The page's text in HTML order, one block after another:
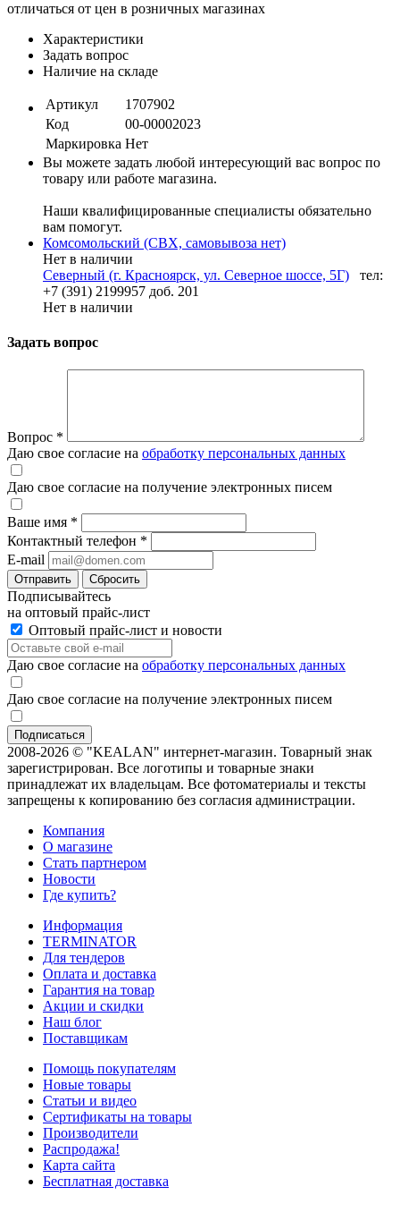
отличаться от цен в розничных магазинах
Характеристики
Задать вопрос
Наличие на складе
Артикул
1707902
Код
00-00002023
Маркировка Нет
Вы можете задать любой интересующий вас вопрос по
товару или работе магазина.
Наши квалифицированные специалисты обязательно
вам помогут.
Комсомольский (СВХ, самовывоза нет)
Нет в наличии
Северный (г. Красноярск, ул. Северное шоссе, 5Г)
тел:
+7 (391) 2199957 доб. 201
Нет в наличии
Задать вопрос
Вопрос *
Даю свое согласие на обработку персональных данных
Даю свое согласие на получение электронных писем
Ваше имя *
Контактный телефон *
E-mail
Отправить Сбросить
Подписывайтесь
на оптовый прайс-лист
Оптовый прайс-лист и новости
Даю свое согласие на обработку персональных данных
Даю свое согласие на получение электронных писем
2008-2026 © "KEALAN" интернет-магазин. Товарный знак
зарегистрирован. Все логотипы и товарные знаки
принадлежат их владельцам. Все фотоматериалы и тексты
запрещены к копированию без согласия администрации.
Компания
О магазине
Стать партнером
Новости
Где купить?
Информация
TERMINATOR
Для тендеров
Оплата и доставка
Гарантия на товар
Акции и скидки
Наш блог
Поставщикам
Помощь покупателям
Новые товары
Статьи и видео
Сертификаты на товары
Производители
Распродажа!
Карта сайта
Бесплатная доставка